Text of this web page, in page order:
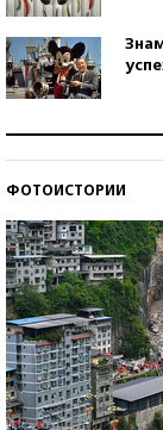
ФОТОИСТОРИИ